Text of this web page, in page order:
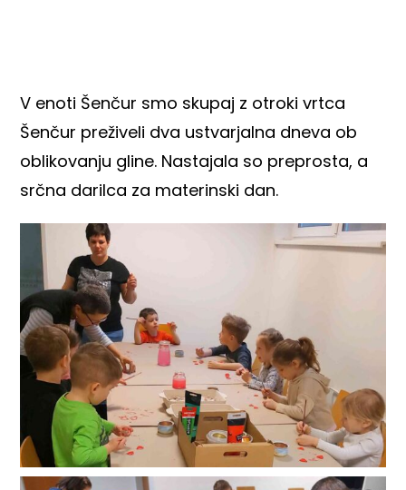
V enoti Šenčur smo skupaj z otroki vrtca
Šenčur preživeli dva ustvarjalna dneva ob
oblikovanju gline. Nastajala so preprosta, a
srčna darilca za materinski dan.